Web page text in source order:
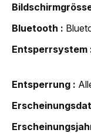
Bluetooth
Entsperrsystem
Entsperrung